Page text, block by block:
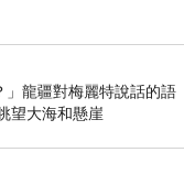
123比118擊退
連敗，也拿下1
半場打來攻勢
」龍疆對梅麗特說話的語
望大海和懸崖